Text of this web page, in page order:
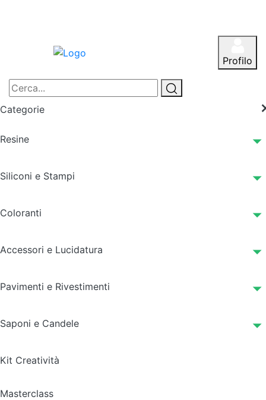
Profilo
Categorie
Resine
Siliconi e Stampi
Coloranti
Accessori e Lucidatura
Pavimenti e Rivestimenti
Saponi e Candele
Kit Creatività
Masterclass